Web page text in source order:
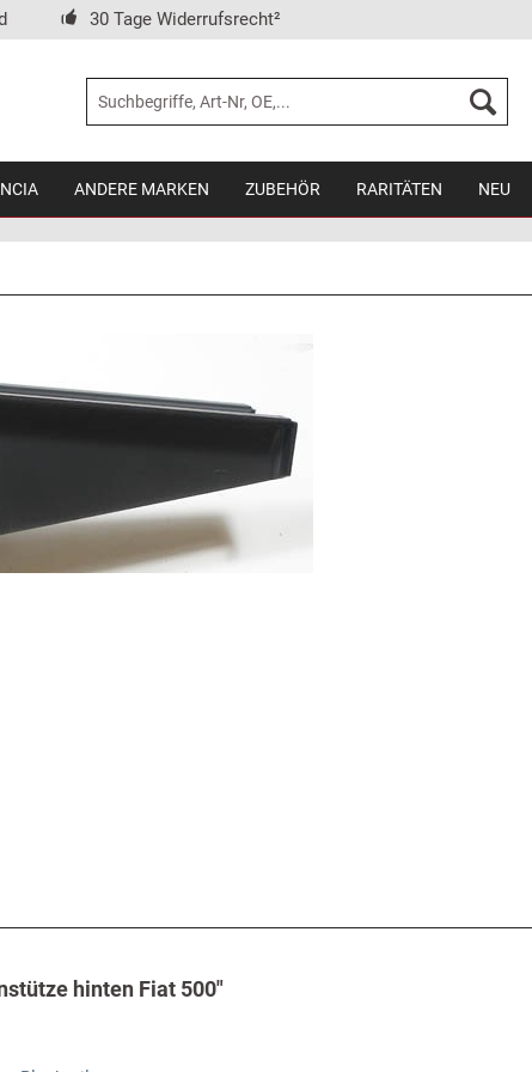
30 Tage Widerrufsrecht²
ANDERE MARKEN ZUBEHÖR RARITÄTEN NEU
hinten Fiat 500"